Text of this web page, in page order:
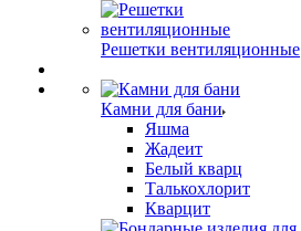
Решетки вентиляционные
Камни для бани
Яшма
Жадеит
Белый кварц
Талькохлорит
Кварцит